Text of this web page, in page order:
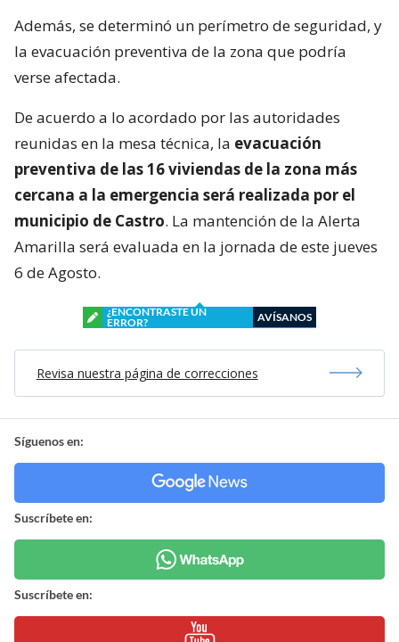
Además, se determinó un perímetro de seguridad, y
la evacuación preventiva de la zona que podría
verse afectada.
De acuerdo a lo acordado por las autoridades
reunidas en la mesa técnica, la evacuación
preventiva de las 16 viviendas de la zona más
cercana a la emergencia será realizada por el
municipio de Castro. La mantención de la Alerta
Amarilla será evaluada en la jornada de este jueves
6 de Agosto.
¿ENCONTRASTE UN
ERROR?
AVÍSANOS
Revisa nuestra página de correcciones
Síguenos en:
Suscríbete en:
Suscríbete en: